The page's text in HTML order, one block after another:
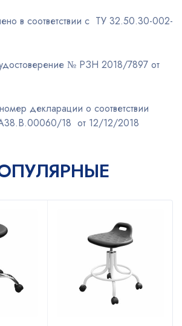
в соответствии с ТУ 32.50.30-002-
№ РЗН 2018/7897 от
декларации о соответствии
18 от 12/12/2018